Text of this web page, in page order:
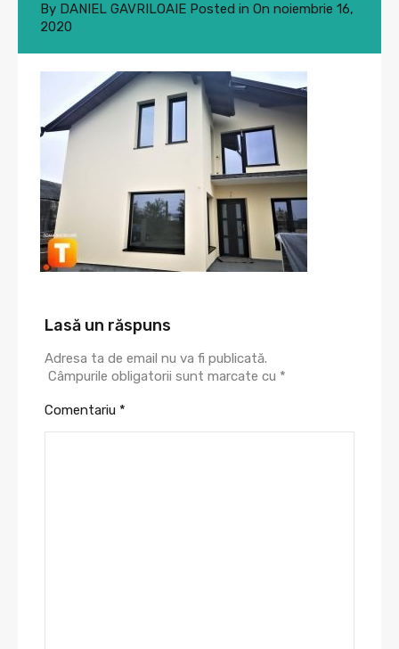
By DANIEL GAVRILOAIE Posted in On noiembrie 16,
2020
Lasă un răspuns
Adresa ta de email nu va fi publicată.
Câmpurile obligatorii sunt marcate cu *
Comentariu *